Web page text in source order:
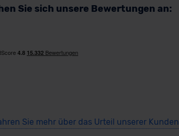
Sie sich unsere Bewertungen an:
Sie mehr über das Urteil unserer Kunden